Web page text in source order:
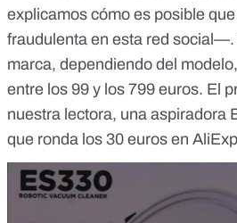
explicamos cómo es posible
fraudulenta en esta red social—.
marca, dependiendo del modelo
entre los 99 y los 799 euros. El
nuestra lectora, una aspiradora
que ronda los 30 euros en